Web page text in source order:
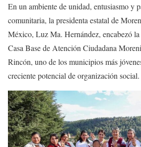
En un ambiente de unidad, entusiasmo y
comunitaria, la presidenta estatal de
México, Luz Ma. Hernández, encabezó
Casa Base de Atención Ciudadana
Rincón, uno de los municipios más
creciente potencial de organización social.